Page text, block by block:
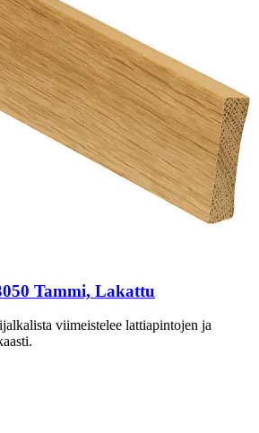
Tammi, Lakattu
viimeistelee lattiapintojen ja